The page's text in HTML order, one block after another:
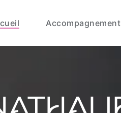
Accompagnement